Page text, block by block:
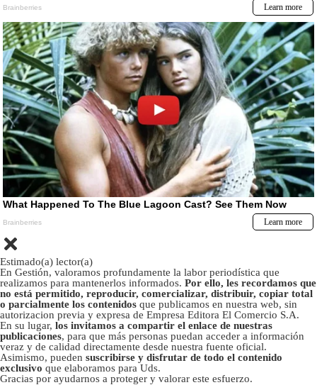
Estimado(a) lector(a)
En Gestión, valoramos profundamente la labor periodística que
realizamos para mantenerlos informados. Por ello, les recordamos que
no está permitido, reproducir, comercializar, distribuir, copiar total
o parcialmente los contenidos que publicamos en nuestra web, sin
autorizacion previa y expresa de Empresa Editora El Comercio S.A.
En su lugar, los invitamos a compartir el enlace de nuestras
publicaciones, para que más personas puedan acceder a información
veraz y de calidad directamente desde nuestra fuente oficial.
Asimismo, pueden suscribirse y disfrutar de todo el contenido
exclusivo que elaboramos para Uds.
Gracias por ayudarnos a proteger y valorar este esfuerzo.